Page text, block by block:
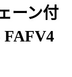
ーン付
FAFV4